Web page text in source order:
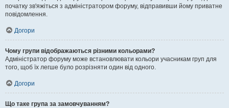
початку зв'яжіться з адміністратором форуму, відправивши йому приватне
повідомлення.
Догори
Чому групи відображаються різними кольорами?
Адміністратор форуму може встановлювати кольори учасникам груп для
того, щоб їх легше було розрізняти один від одного.
Догори
Що таке група за замовчуванням?